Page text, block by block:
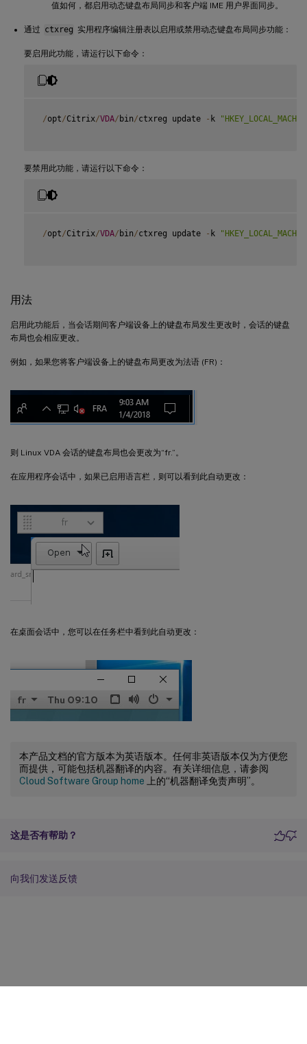
值如何，都启用动态键盘布局同步和客户端 IME 用户界面同步。
通过 ctxreg 实用程序编辑注册表以启用或禁用动态键盘布局同步功能：
要启用此功能，请运行以下命令：
/opt/Citrix/VDA/ bin/ctxreg update - k
要禁用此功能，请运行以下命令：
/opt/Citrix/VDA/ bin/ctxreg update - k
用法
启用此功能后，当会话期间客户端设备上的键盘布局发生更改时，会话的键盘
布局也会相应更改。
例如，如果您将客户端设备上的键盘布局更改为法语 (FR)：
则 Linux VDA 会话的键盘布局也会更改为“fr.”。
在应用程序会话中，如果已启用语言栏，则可以看到此自动更改：
在桌面会话中，您可以在任务栏中看到此自动更改：
本产品文档的官方版本为英语版本。任何非英语版本仅为方便您
而提供，可能包括机器翻译的内容。有关详细信息，请参阅
Cloud Software Group home 上的“机器翻译免责声明”。
这是否有帮助？
向我们发送反馈